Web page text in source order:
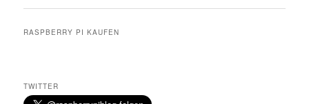
RASPBERRY PI KAUFEN
TWITTER